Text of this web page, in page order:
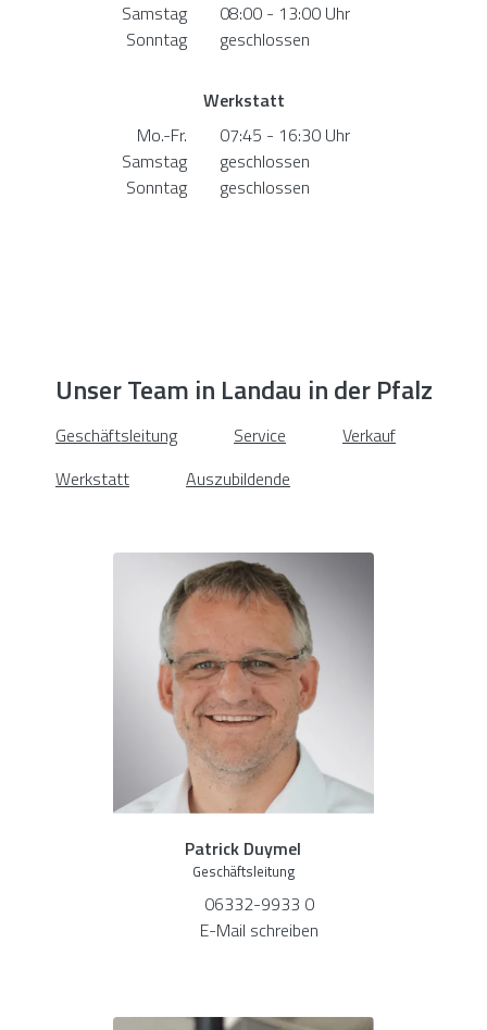
Samstag
08:00 - 13:00 Uhr
Sonntag
geschlossen
Werkstatt
Mo.-Fr.
07:45 - 16:30 Uhr
Samstag
geschlossen
Sonntag
geschlossen
Unser Team in Landau in der Pfalz
Geschäftsleitung Service
Verkauf
Werkstatt
Auszubildende
Patrick Duymel
Geschäftsleitung
06332-9933 0
E-Mail schreiben